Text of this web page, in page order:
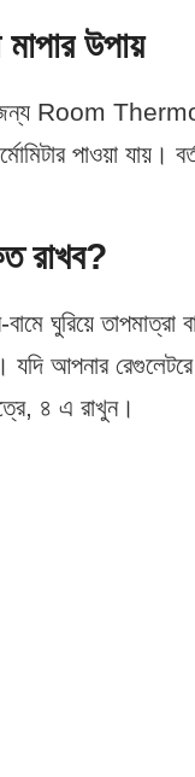
উপায়
জন্য Room
পাওয়া যায়।
রাখব?
ঘুরিয়ে
যদি আপনার
৪ এ রাখুন।